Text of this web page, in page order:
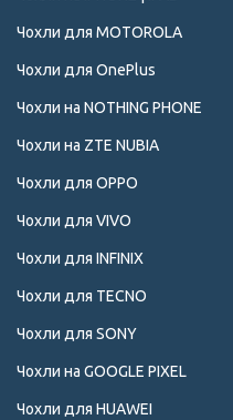
Чохли для MOTOROLA
Чохли для OnePlus
Чохли на NOTHING PHONE
Чохли на ZTE NUBIA
Чохли для OPPO
Чохли для VIVO
Чохли для INFINIX
Чохли для TECNO
Чохли для SONY
Чохли на GOOGLE PIXEL
Чохли для HUAWEI